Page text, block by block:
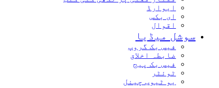
ایوارڈ
ای بکس
اقوال
سوشل میڈیا
فیس بک گروپ
ضابطہ اخلاق
فیس بک پیج
ٹوئٹر
یو ٹیوب چینل